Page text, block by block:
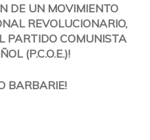
DE UN MOVIMIENTO
REVOLUCIONARIO,
PARTIDO COMUNISTA
(P.C.O.E.)!
BARBARIE!